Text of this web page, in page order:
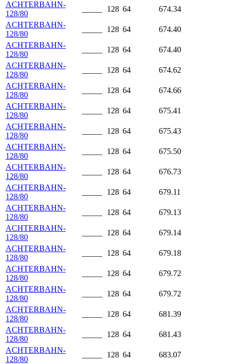
ACHTERBAHN-
128/80
128 64
674.34
ACHTERBAHN-
128/80
128 64
674.40
ACHTERBAHN-
128/80
128 64
674.40
ACHTERBAHN-
128/80
128 64
674.62
ACHTERBAHN-
128/80
128 64
674.66
ACHTERBAHN-
128/80
128 64
675.41
ACHTERBAHN-
128/80
128 64
675.43
ACHTERBAHN-
128/80
128 64
675.50
ACHTERBAHN-
128/80
128 64
676.73
ACHTERBAHN-
128/80
128 64
679.11
ACHTERBAHN-
128/80
128 64
679.13
ACHTERBAHN-
128/80
128 64
679.14
ACHTERBAHN-
128/80
128 64
679.18
ACHTERBAHN-
128/80
128 64
679.72
ACHTERBAHN-
128/80
128 64
679.72
ACHTERBAHN-
128/80
128 64
681.39
ACHTERBAHN-
128/80
128 64
681.43
ACHTERBAHN-
128/80
128 64
683.07